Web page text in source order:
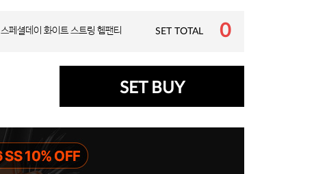
스페셜데이 화이트 스트링 헴팬티 SET TOTAL 0
SET BUY